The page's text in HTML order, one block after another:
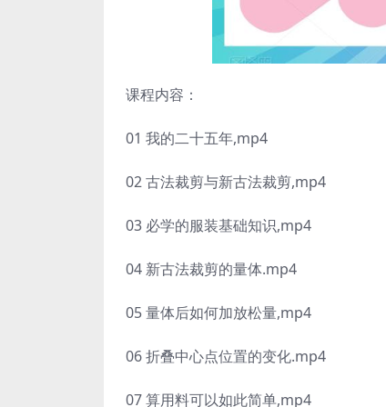
课程内容：
01 我的二十五年,mp4
02 古法裁剪与新古法裁剪,mp4
03 必学的服装基础知识,mp4
04 新古法裁剪的量体.mp4
05 量体后如何加放松量,mp4
06 折叠中心点位置的变化.mp4
07 算用料可以如此简单,mp4